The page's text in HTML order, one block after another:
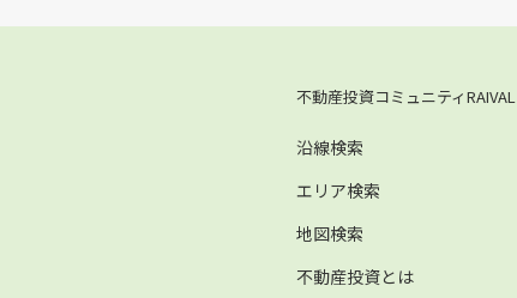
不動産投資コミュニティRAIVAL
沿線検索
エリア検索
地図検索
不動産投資とは